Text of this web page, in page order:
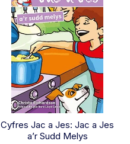
Cyfres Jac a Jes: Jac a Jes
a’r Sudd Melys